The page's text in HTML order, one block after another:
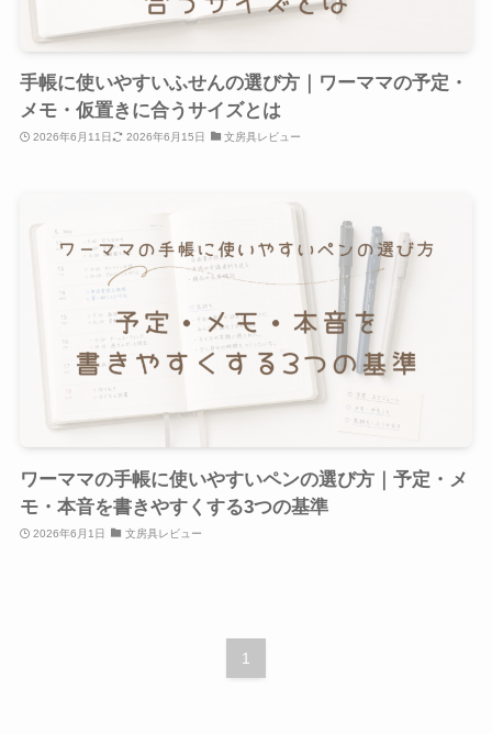
手帳に使いやすいふせんの選び方｜ワーママの予定・
メモ・仮置きに合うサイズとは
2026年6月11日 2026年6月15日 文房具レビュー
ワーママの手帳に使いやすいペンの選び方｜予定・メ
モ・本音を書きやすくする3つの基準
2026年6月1日 文房具レビュー
1